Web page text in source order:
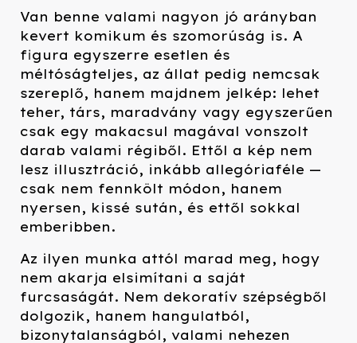
Van benne valami nagyon jó arányban
kevert komikum és szomorúság is. A
figura egyszerre esetlen és
méltóságteljes, az állat pedig nemcsak
szereplő, hanem majdnem jelkép: lehet
teher, társ, maradvány vagy egyszerűen
csak egy makacsul magával vonszolt
darab valami régiből. Ettől a kép nem
lesz illusztráció, inkább allegóriaféle —
csak nem fennkölt módon, hanem
nyersen, kissé sután, és ettől sokkal
emberibben.
Az ilyen munka attól marad meg, hogy
nem akarja elsimítani a saját
furcsaságát. Nem dekoratív szépségből
dolgozik, hanem hangulatból,
bizonytalanságból, valami nehezen